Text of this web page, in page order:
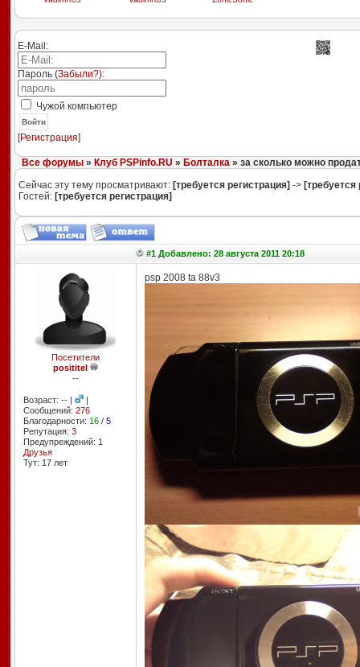
E-Mail:
Пароль (Забыли?):
Чужой компьютер
Войти
[Регистрация]
Все форумы» Клуб PSPinfo.RU » Болталка» за сколько можно
Сейчас эту тему просматривают: [требуется регистрация] -> [требуется
Гостей: [требуется регистрация]
#1 Добавлено: 28 августа 2011 20:18
Посетители
posititel
--
Возраст: -- |
|
Сообщений: 276
Благодарности: 16/ 5
Репутация: 3
Предупреждений: 1
Друзья
Тут: 17 лет
psp 2008 ta 88v3